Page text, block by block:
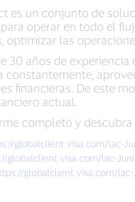
es un conjunto de
operar en todo el
optimizar las
30 años de
constantemente,
financieras. De este
actual.
completo y
globalclient.visa.com/lac-
globalclient.visa.com/lac-
globalclient.visa.com/lac-